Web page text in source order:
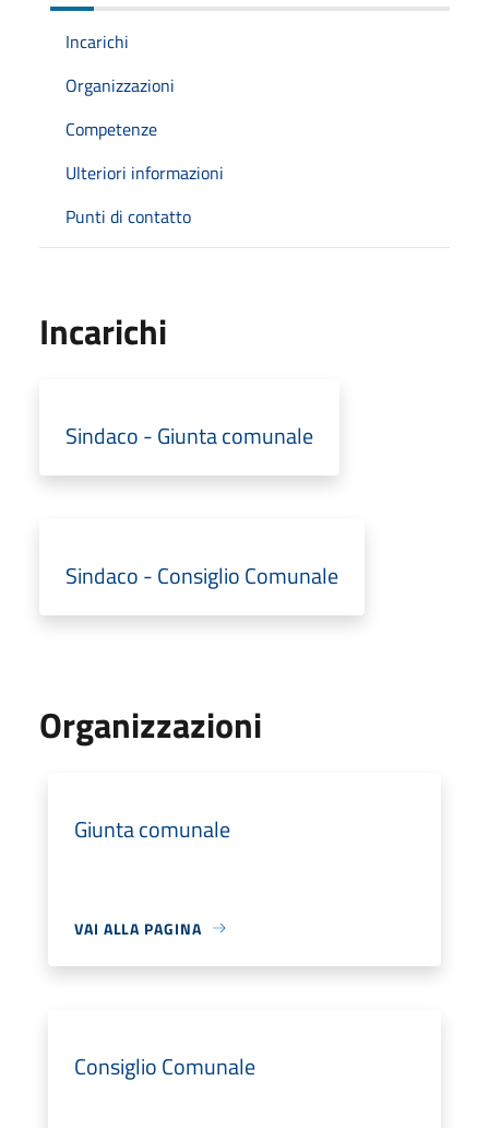
Incarichi
Organizzazioni
Competenze
Ulteriori informazioni
Punti di contatto
Incarichi
Sindaco - Giunta comunale
Sindaco - Consiglio Comunale
Organizzazioni
Giunta comunale
VAI ALLA PAGINA
Consiglio Comunale